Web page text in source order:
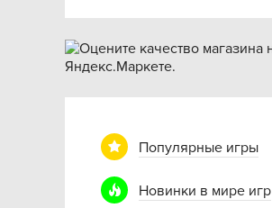
Популярные игры
Новинки в мире игр